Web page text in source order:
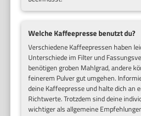
Welche Kaffeepresse benutzt du?
Verschiedene Kaffeepressen haben
Unterschiede im Filter und
benötigen groben Mahlgrad, andere
feinerem Pulver gut umgehen.
deine Kaffeepresse und halte dich an
Richtwerte. Trotzdem sind deine
wichtiger als allgemeine